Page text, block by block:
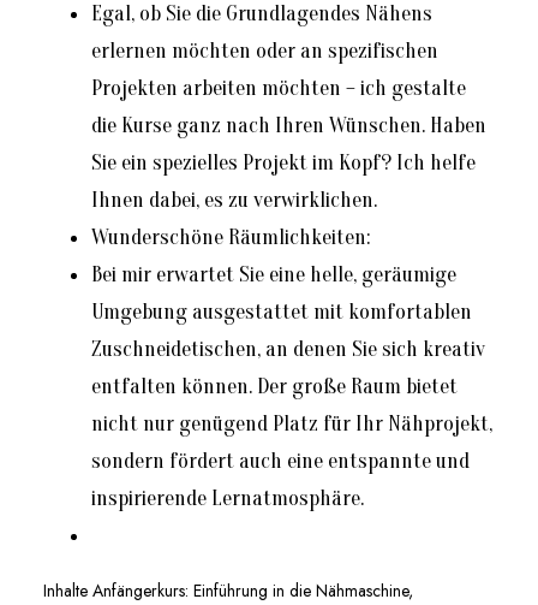
Egal, ob Sie die Grundlagendes Nähens
erlernen möchten oder an spezifischen
Projekten arbeiten möchten – ich gestalte
die Kurse ganz nach Ihren Wünschen. Haben
Sie ein spezielles Projekt im Kopf? Ich helfe
Ihnen dabei, es zu verwirklichen.
Wunderschöne Räumlichkeiten:
Bei mir erwartet Sie eine helle, geräumige
Umgebung ausgestattet mit komfortablen
Zuschneidetischen, an denen Sie sich kreativ
entfalten können. Der große Raum bietet
nicht nur genügend Platz für Ihr Nähprojekt,
sondern fördert auch eine entspannte und
inspirierende Lernatmosphäre.
Inhalte Anfängerkurs: Einführung in die Nähmaschine,